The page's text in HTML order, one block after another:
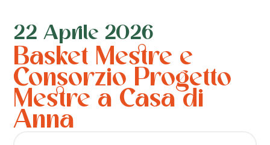
22 Aprile 2026
Basket Mestre e
Consorzio Progetto
Mestre a Casa di
Anna